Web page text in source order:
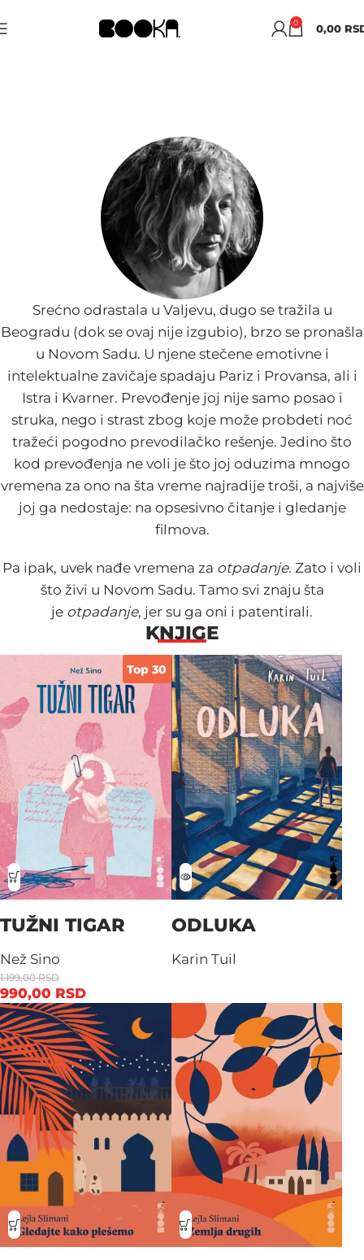
0 0,00
Srećno odrastala u Valjevu, dugo se tražila u
Beogradu (dok se ovaj nije izgubio), brzo se pronašla
u Novom Sadu. U njene stečene emotivne i
intelektualne zavičaje spadaju Pariz i Provansa, ali i
Istra i Kvarner. Prevođenje joj nije samo posao i
struka, nego i strast zbog koje može probdeti noć
tražeći pogodno prevodilačko rešenje. Jedino što
kod prevođenja ne voli je što joj oduzima mnogo
vremena za ono na šta vreme najradije troši, a najviše
joj ga nedostaje: na opsesivno čitanje i gledanje
filmova.
Pa ipak, uvek nađe vremena za otpadanje. Zato i voli
što živi u Novom Sadu. Tamo svi znaju šta
je otpadanje, jer su ga oni i patentirali.
KNJIGE
Top 30
TUŽNI TIGAR
Než Sino
1.199,00RSD
990,00 RSD
ODLUKA
Karin Tuil